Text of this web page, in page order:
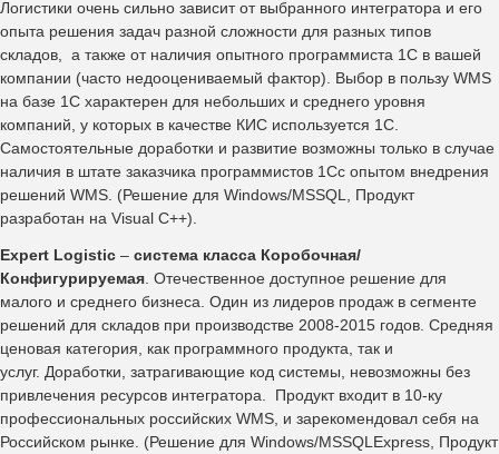
Логистики очень сильно зависит от выбранного интегратора и его
опыта решения задач разной сложности для разных типов
складов, а также от наличия опытного программиста 1С в вашей
компании (часто недооцениваемый фактор). Выбор в пользу WMS
на базе 1С характерен для небольших и среднего уровня
компаний, у которых в качестве КИС используется 1С.
Самостоятельные доработки и развитие возможны только в случае
наличия в штате заказчика программистов 1Cc опытом внедрения
решений WMS. (Решение для Windows/MSSQL, Продукт
разработан на Visual С++).
Expert Logistic – система класса Коробочная/
Конфигурируемая . Отечественное доступное решение для
малого и среднего бизнеса. Один из лидеров продаж в сегменте
решений для складов при производстве 2008-2015 годов. Средняя
ценовая категория, как программного продукта, так и
услуг. Доработки, затрагивающие код системы, невозможны без
привлечения ресурсов интегратора. Продукт входит в 10-ку
профессиональных российских WMS, и зарекомендовал себя на
Российском рынке. (Решение для Windows/MSSQLExpress, Продукт